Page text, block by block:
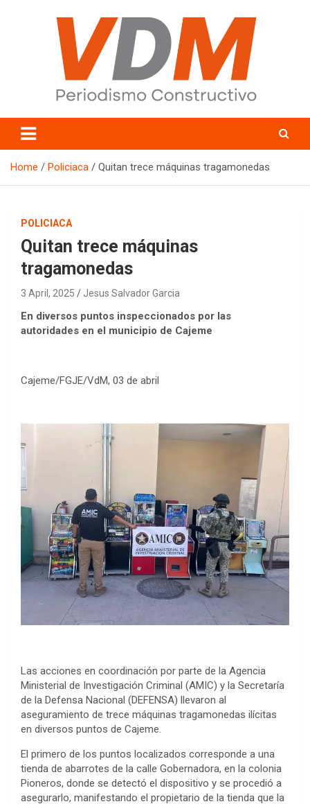
valledelmayo.com
Home Policiaca Quitan trece máquinas tragamonedas
POLICIACA
Quitan trece máquinas
tragamonedas
3 April, 2025 Jesus Salvador Garcia
En diversos puntos inspeccionados por las
autoridades en el municipio de Cajeme
Cajeme/FGJE/VdM, 03 de abril
Las acciones en coordinación por parte de la Agencia
Ministerial de Investigación Criminal (AMIC) y la Secretaría
de la Defensa Nacional (DEFENSA) llevaron al
aseguramiento de trece máquinas tragamonedas ilícitas
en diversos puntos de Cajeme.
El primero de los puntos localizados corresponde a una
tienda de abarrotes de la calle Gobernadora, en la colonia
Pioneros, donde se detectó el dispositivo y se procedió a
asegurarlo, manifestando el propietario de la tienda que la